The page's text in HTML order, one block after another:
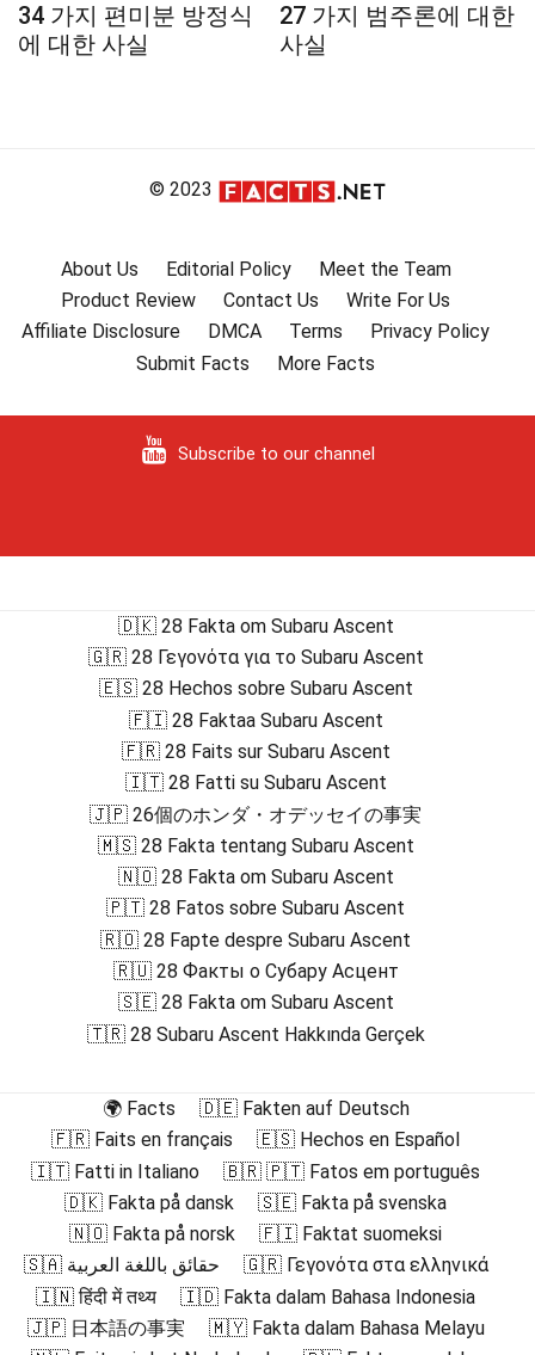
34 가지 편미분 방정식
에 대한 사실
27 가지 범주론에 대한
사실
© 2023
About Us Editorial Policy
Meet the Team
Product Review
Contact Us
Write For Us
Affiliate Disclosure
DMCA Terms
Privacy Policy
Submit Facts
More Facts
Subscribe to our channel
🇩🇰 28 Fakta om Subaru Ascent
🇬🇷 28 Γεγονότα για το Subaru Ascent
🇪🇸 28 Hechos sobre Subaru Ascent
🇫🇮 28 Faktaa Subaru Ascent
🇫🇷 28 Faits sur Subaru Ascent
🇮🇹 28 Fatti su Subaru Ascent
🇯🇵 26個のホンダ・オデッセイの事実
🇲🇸 28 Fakta tentang Subaru Ascent
🇳🇴 28 Fakta om Subaru Ascent
🇵🇹 28 Fatos sobre Subaru Ascent
🇷🇴 28 Fapte despre Subaru Ascent
🇷🇺 28 Факты о Субару Асцент
🇸🇪 28 Fakta om Subaru Ascent
🇹🇷 28 Subaru Ascent Hakkında Gerçek
🌍 Facts
🇩🇪 Fakten auf Deutsch
🇫🇷 Faits en français
🇪🇸 Hechos en Español
🇮🇹 Fatti in Italiano
🇧🇷 🇵🇹 Fatos em português
🇩🇰 Fakta på dansk
🇸🇪 Fakta på svenska
🇳🇴 Fakta på norsk
🇫🇮 Faktat suomeksi
🇸🇦 حقائق باللغة العربية
🇬🇷 Γεγονότα στα ελληνικά
🇮🇳 हिंदी में तथ्य
🇮🇩 Fakta dalam Bahasa Indonesia
🇯🇵 日本語の事実
🇲🇾 Fakta dalam Bahasa Melayu